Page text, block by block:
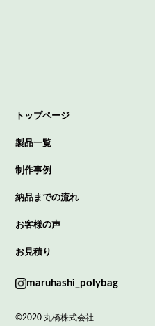
トップページ
製品一覧
制作事例
納品までの流れ
お客様の声
お見積り
maruhashi_polybag
©2020 丸橋株式会社